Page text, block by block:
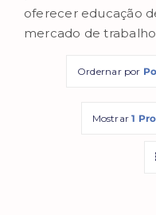
oferecer educação
mercado de
Ordernar por
Mostrar1